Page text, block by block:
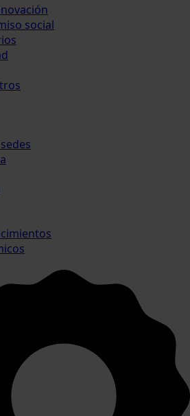
social